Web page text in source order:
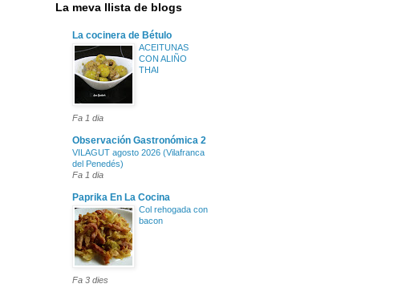
La meva llista de blogs
La cocinera de Bétulo
ACEITUNAS
CON ALIÑO
THAI
Fa 1 dia
Observación Gastronómica 2
VILAGUT agosto 2026 (Vilafranca
del Penedés)
Fa 1 dia
Paprika En La Cocina
Col rehogada con
bacon
Fa 3 dies